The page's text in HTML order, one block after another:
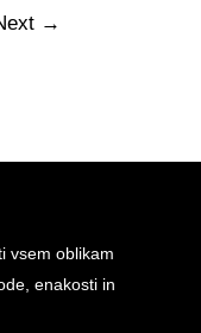
→
vsem oblikam
enakosti in